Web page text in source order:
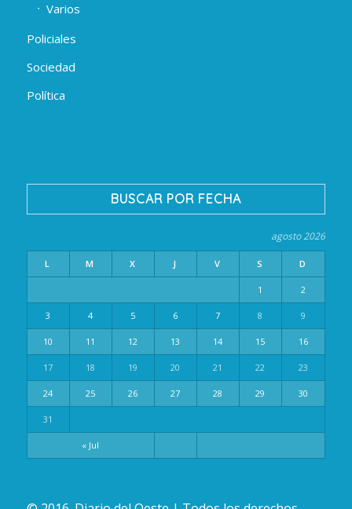
Varios
Policiales
Sociedad
Política
BUSCAR POR FECHA
agosto 2026
L M X J V S D
« Jul
1 2
3 4 5 6 7 8 9
10 11 12 13 14 15 16
17 18 19 20 21 22 23
24 25 26 27 28 29 30
31